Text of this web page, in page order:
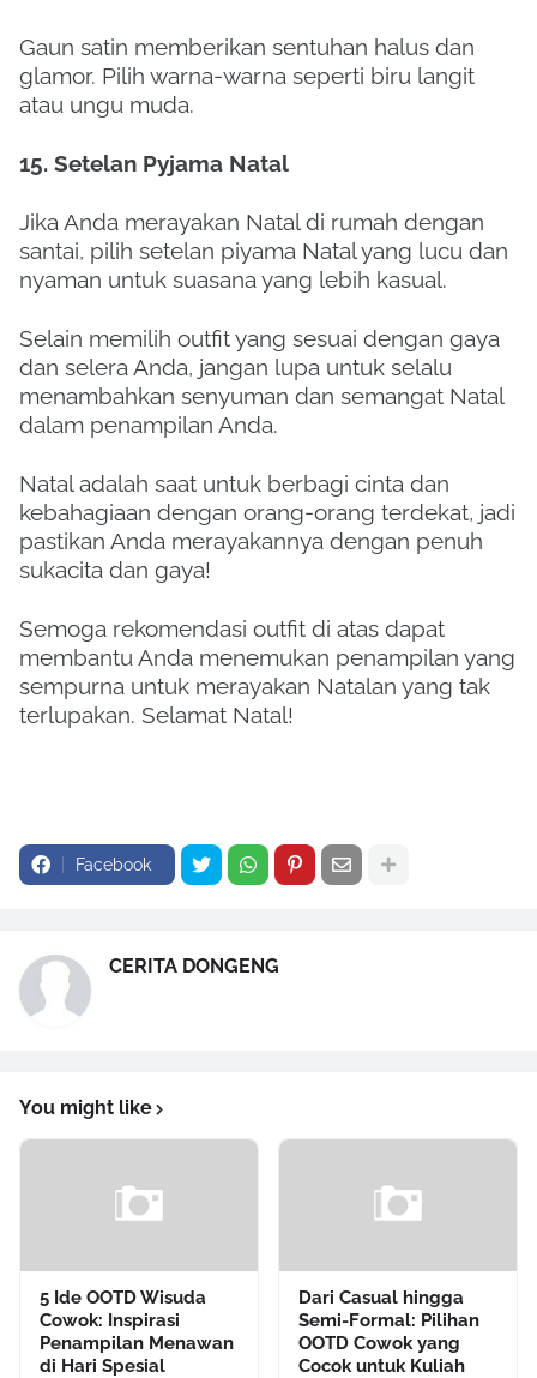
Gaun satin memberikan sentuhan halus dan
glamor. Pilih warna-warna seperti biru langit
atau ungu muda.
15. Setelan Pyjama Natal
Jika Anda merayakan Natal di rumah dengan
santai, pilih setelan piyama Natal yang lucu dan
nyaman untuk suasana yang lebih kasual.
Selain memilih outfit yang sesuai dengan gaya
dan selera Anda, jangan lupa untuk selalu
menambahkan senyuman dan semangat Natal
dalam penampilan Anda.
Natal adalah saat untuk berbagi cinta dan
kebahagiaan dengan orang-orang terdekat, jadi
pastikan Anda merayakannya dengan penuh
sukacita dan gaya!
Semoga rekomendasi outfit di atas dapat
membantu Anda menemukan penampilan yang
sempurna untuk merayakan Natalan yang tak
terlupakan. Selamat Natal!
Facebook
CERITA DONGENG
You might like
5 Ide OOTD Wisuda
Cowok: Inspirasi
Penampilan Menawan
di Hari Spesial
Dari Casual hingga
Semi-Formal: Pilihan
OOTD Cowok yang
Cocok untuk Kuliah